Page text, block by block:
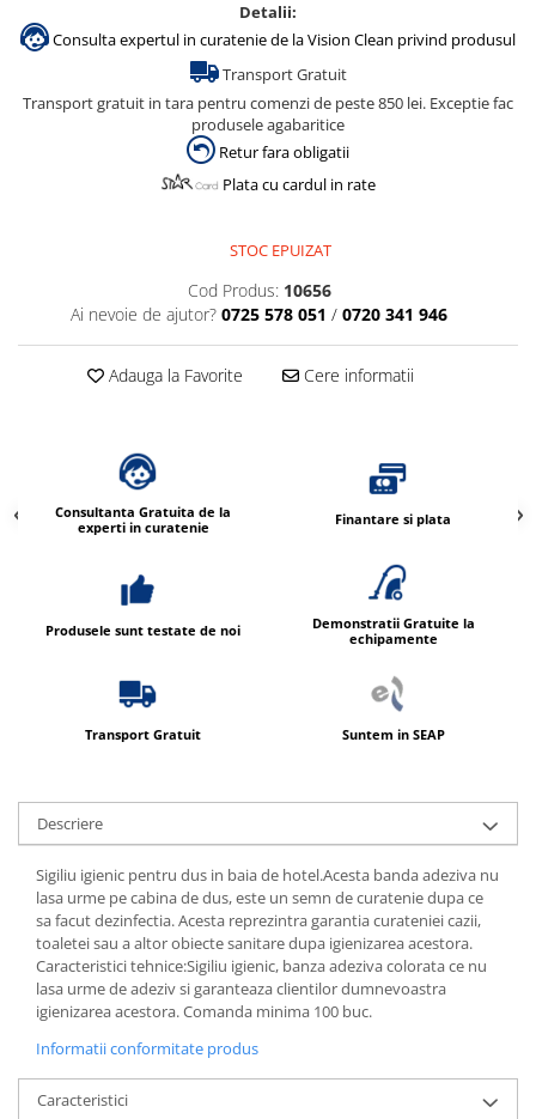
Dezinfectanti maini
Dezinfectanti medicali profesionali
Dezinfectanti suprafete
Dispensere / Dozatoare
Dozatoare dezinfectanti
Dispensere odorizante
Dispensere prosoape pliate (Z)
Dispensere servetele masa,
servetele faciale
Dozatoare sapun lichid
Uscatoare de maini
Uscatoare de par
Crema de corp
Sampon si gel de dus
Sapun solid
Sapun spuma
Consumabile hartie
Acoperitori toaleta
Cearceaf hartie & cearceaf hartie
Hartie igienica
Role hartie industriala
Detalii:
Consulta expertul in curatenie de la Vision Clean privind produsul
Transport Gratuit
Transport gratuit in tara pentru comenzi de peste 850 lei. Exceptie fac
produsele agabaritice
Retur fara obligatii
Plata cu cardul in rate
STOC EPUIZAT
Cod Produs: 10656
Ai nevoie de ajutor? 0725 578 051 / 0720 341 946
Adauga la Favorite Cere informatii
Consultanta Gratuita de la
experti in curatenie
Finantare si plata
Produsele sunt testate de noi
Demonstratii Gratuite la
echipamente
Transport Gratuit Suntem in SEAP
Descriere
Sigiliu igienic pentru dus in baia de hotel.Acesta banda adeziva nu
lasa urme pe cabina de dus, este un semn de curatenie dupa ce
sa facut dezinfectia. Acesta reprezintra garantia curateniei cazii,
toaletei sau a altor obiecte sanitare dupa igienizarea acestora.
Caracteristici tehnice:Sigiliu igienic, banza adeziva colorata ce nu
lasa urme de adeziv si garanteaza clientilor dumnevoastra
igienizarea acestora. Comanda minima 100 buc.
Informatii conformitate produs
Caracteristici